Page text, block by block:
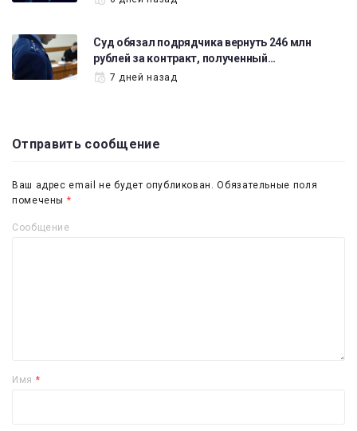
Суд обязал подрядчика вернуть 246 млн
рублей за контракт, полученный…
7 дней назад
Отправить сообщение
Ваш адрес email не будет опубликован. Обязательные поля
помечены *
Сообщение
Имя *